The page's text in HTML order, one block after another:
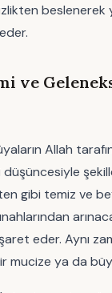
beslenerek
ve
Allah
gibi temiz ve
eder. Aynı
mucize ya da